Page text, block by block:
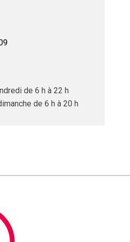
de 6 h à 22 h
de 6 h à 20 h